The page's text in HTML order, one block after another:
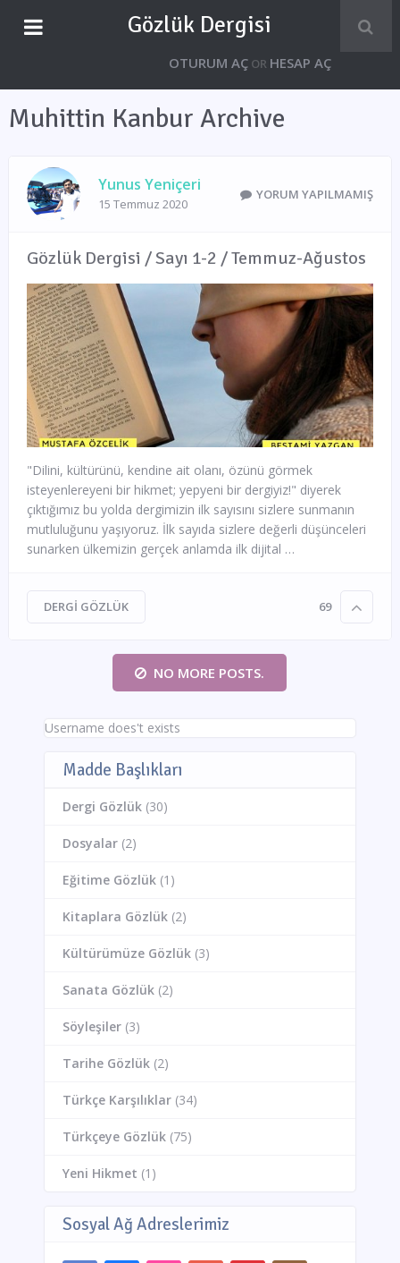
Gözlük Dergisi
OTURUM AÇOR HESAP AÇ
Muhittin Kanbur Archive
Yunus Yeniçeri
15 Temmuz 2020
YORUM YAPILMAMIŞ
Gözlük Dergisi / Sayı 1-2 / Temmuz-Ağustos
"Dilini, kültürünü, kendine ait olanı, özünü görmek
isteyenlereyeni bir hikmet; yepyeni bir dergiyiz!" diyerek
çıktığımız bu yolda dergimizin ilk sayısını sizlere sunmanın
mutluluğunu yaşıyoruz. İlk sayıda sizlere değerli düşünceleri
sunarken ülkemizin gerçek anlamda ilk dijital …
DERGI GÖZLÜK 69
NO MORE POSTS.
Username does't exists
Madde Başlıkları
Dergi Gözlük(30)
Dosyalar(2)
Eğitime Gözlük(1)
Kitaplara Gözlük(2)
Kültürümüze Gözlük(3)
Sanata Gözlük(2)
Söyleşiler(3)
Tarihe Gözlük(2)
Türkçe Karşılıklar(34)
Türkçeye Gözlük(75)
Yeni Hikmet (1)
Sosyal Ağ Adreslerimiz